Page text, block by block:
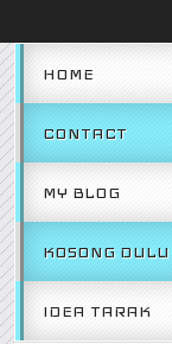
HOME
CONTACT
MY BLOG
KOSONG DULU
IDEA TARAK